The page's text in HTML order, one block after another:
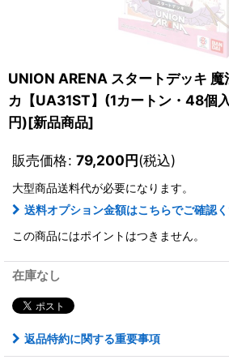
UNION ARENA スタートデッキ
カ【UA31ST】(1カートン・48個
円)[新品商品]
販売価格: 79,200円(税込)
大型商品送料代が必要になります。
送料オプション金額はこちらでご確認く
この商品にはポイントはつきません。
在庫なし
返品特約に関する重要事項